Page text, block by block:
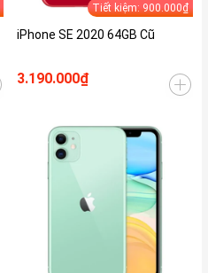
Tiết kiệm: 900.000₫
iPhone SE 2020 64GB Cũ
3.190.000₫